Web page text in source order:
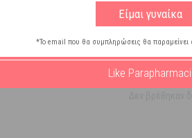
Είμαι γυναίκα
*Το email που θα συμπληρώσεις θα παραμείνει
Like